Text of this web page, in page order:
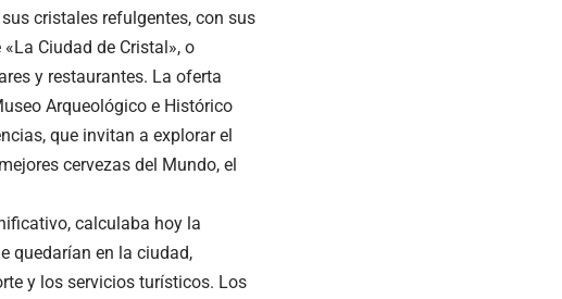
cristales refulgentes, con sus
Ciudad de Cristal», o
y restaurantes. La oferta
Arqueológico e Histórico
que invitan a explorar el
cervezas del Mundo, el
calculaba hoy la
quedarían en la ciudad,
y los servicios turísticos. Los